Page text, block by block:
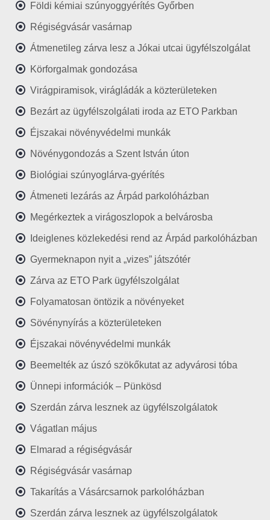
Földi kémiai szúnyoggyérítés Győrben
Régiségvásár vasárnap
Átmenetileg zárva lesz a Jókai utcai ügyfélszolgálat
Körforgalmak gondozása
Virágpiramisok, virágládák a közterületeken
Bezárt az ügyfélszolgálati iroda az ETO Parkban
Éjszakai növényvédelmi munkák
Növénygondozás a Szent István úton
Biológiai szúnyoglárva-gyérítés
Átmeneti lezárás az Árpád parkolóházban
Megérkeztek a virágoszlopok a belvárosba
Ideiglenes közlekedési rend az Árpád parkolóházban
Gyermeknapon nyit a „vizes” játszótér
Zárva az ETO Park ügyfélszolgálat
Folyamatosan öntözik a növényeket
Sövénynyírás a közterületeken
Éjszakai növényvédelmi munkák
Beemelték az úszó szökőkutat az adyvárosi tóba
Ünnepi információk – Pünkösd
Szerdán zárva lesznek az ügyfélszolgálatok
Vágatlan május
Elmarad a régiségvásár
Régiségvásár vasárnap
Takarítás a Vásárcsarnok parkolóházban
Szerdán zárva lesznek az ügyfélszolgálatok